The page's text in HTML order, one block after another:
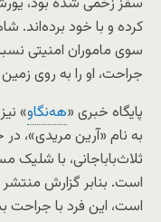
کرده و با خود برده‌اند.
سوی ماموران امنیتی
جراحت، او را به روی
پایگاه خبری «هه‌نگاو
به نام «آرین مریدی»،
ثلاث‌باباجانی، با
است. بنابر گزارش
است، این فرد با